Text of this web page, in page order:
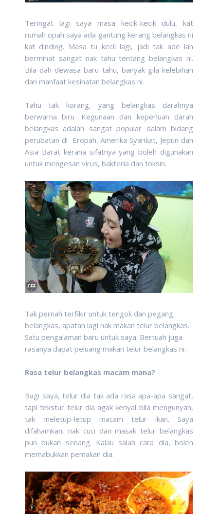
Teringat lagi saya masa kecik-kecik dulu, kat
rumah opah saya ada gantung kerang belangkas ni
kat dinding. Masa tu kecil lagi, jadi tak ade lah
berminat sangat nak tahu tentang belangkas ni.
Bila dah dewasa baru tahu, banyak gila kelebihan
dan manfaat kesihatan belangkas ni.
Tahu tak korang, yang belangkas darahnya
berwarna biru. Kegunaan dan keperluan darah
belangkas adalah sangat popular dalam bidang
perubatan di Eropah, Amerika Syarikat, Jepun dan
Asia Barat kerana sifatnya yang boleh digunakan
untuk mengesan virus, bakteria dan toksin.
Tak pernah terfikir untuk tengok dan pegang
belangkas, apatah lagi nak makan telur belangkas.
Satu pengalaman baru untuk saya. Bertuah juga
rasanya dapat peluang makan telur belangkas ni.
Rasa telur belangkas macam mana?
Bagi saya, telur dia tak ada rasa apa-apa sangat,
tapi tekstur telur dia agak kenyal bila mengunyah,
tak meletup-letup macam telur ikan. Saya
difahamkan, nak cuci dan masak telur belangkas
pun bukan senang. Kalau salah cara dia, boleh
memabukkan pemakan dia.